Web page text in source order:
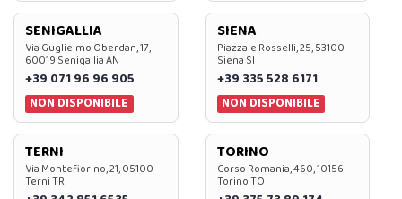
SENIGALLIA
Via Guglielmo Oberdan, 17,
60019 Senigallia AN
+39 071 96 96 905
NON DISPONIBILE
SIENA
Piazzale Rosselli, 25, 53100
Siena SI
+39 335 528 6171
NON DISPONIBILE
TERNI
Via Montefiorino, 21, 05100
Terni TR
TORINO
Corso Romania, 460, 10156
Torino TO